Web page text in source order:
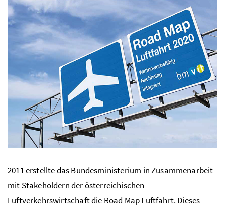
2011 erstellte das Bundesministerium in Zusammenarbeit
mit Stakeholdernder österreichischen
Luftverkehrswirtschaft die Road MapLuftfahrt. Dieses